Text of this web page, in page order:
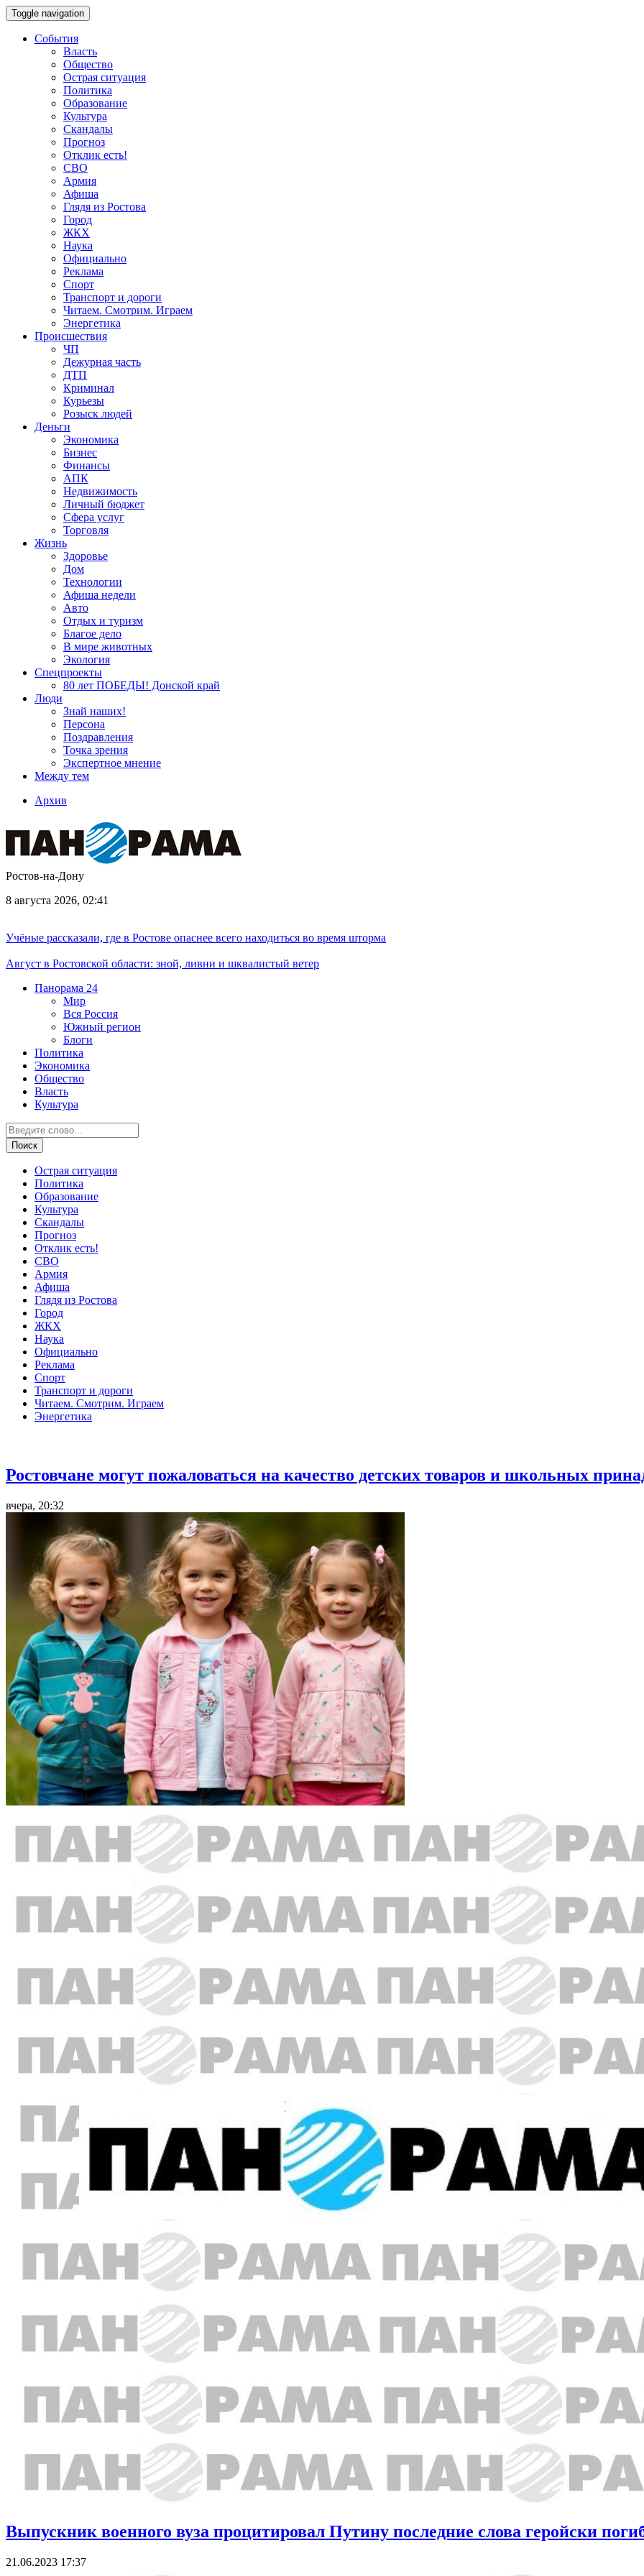
Toggle navigation
События
Власть
Общество
Острая ситуация
Политика
Образование
Культура
Скандалы
Прогноз
Отклик есть!
СВО
Армия
Афиша
Глядя из Ростова
Город
ЖКХ
Наука
Официально
Реклама
Спорт
Транспорт и дороги
Читаем. Смотрим. Играем
Энергетика
Происшествия
ЧП
Дежурная часть
ДТП
Криминал
Курьезы
Розыск людей
Деньги
Экономика
Бизнес
Финансы
АПК
Недвижимость
Личный бюджет
Сфера услуг
Торговля
Жизнь
Здоровье
Дом
Технологии
Афиша недели
Авто
Отдых и туризм
Благое дело
В мире животных
Экология
Спецпроекты
80 лет ПОБЕДЫ! Донской край
Люди
Знай наших!
Персона
Поздравления
Точка зрения
Экспертное мнение
Между тем
Архив
Ростов-на-Дону
8 августа 2026, 02:41
Учёные рассказали, где в Ростове опаснее всего находиться во время шторма
Август в Ростовской области: зной, ливни и шквалистый ветер
Панорама 24
Мир
Вся Россия
Южный регион
Блоги
Политика
Экономика
Общество
Власть
Культура
Острая ситуация
Политика
Образование
Культура
Скандалы
Прогноз
Отклик есть!
СВО
Армия
Афиша
Глядя из Ростова
Город
ЖКХ
Наука
Официально
Реклама
Спорт
Транспорт и дороги
Читаем. Смотрим. Играем
Энергетика
Ростовчане могут пожаловаться на качество детских товаров и школьных
вчера, 20:32
Выпускник военного вуза процитировал Путину последние слова геройски
21.06.2023 17:37